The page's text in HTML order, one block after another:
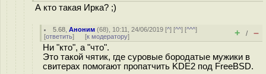
А кто такая Ирка? ;)
5.68 ,Аноним (68), 10:11, 24/06/2019 [^] [^^] [^^^]
[ответить] [к модератору] + / –
Ни "кто", а "что".
Это такой чятик, где суровые бородатые мужики в
свитерах помогают пропатчить KDE2 под FreeBSD.